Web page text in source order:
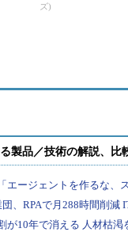
ズ)